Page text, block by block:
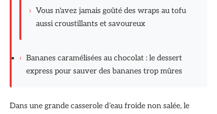
› Vous n'avez jamais goûté des wraps au tofu
aussi croustillants et savoureux
› Bananes caramélisées au chocolat : le dessert
express pour sauver des bananes trop mûres
Dans une grande casserole d’eau froide non salée, le